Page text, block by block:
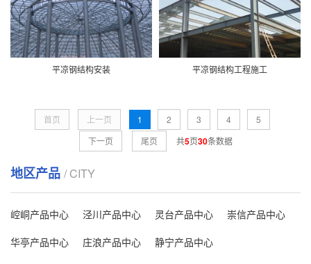
平凉钢结构安装 平凉钢结构工程施工
首页 上一页 1 2 3 4
5
下一页
尾页 共5页30条数据
地区产品 / CITY
崆峒产品中心 泾川产品中心 灵台产品中心
崇信产品中心
华亭产品中心
庄浪产品中心 静宁产品中心